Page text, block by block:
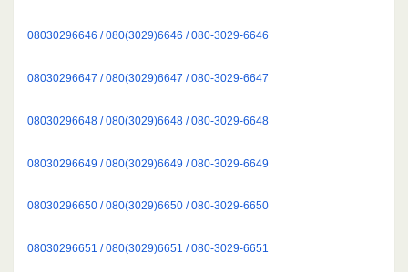
08030296646 / 080(3029)6646 / 080-3029-6646
08030296647 / 080(3029)6647 / 080-3029-6647
08030296648 / 080(3029)6648 / 080-3029-6648
08030296649 / 080(3029)6649 / 080-3029-6649
08030296650 / 080(3029)6650 / 080-3029-6650
08030296651 / 080(3029)6651 / 080-3029-6651